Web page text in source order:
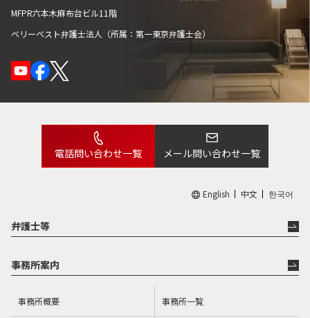
MFPR六本木麻布台ビル11階
ベリーベスト弁護士法人（所属：第一東京弁護士会）
電話問い合わせ一覧 メール問い合わせ一覧
English 中文 한국어
弁護士等
事務所案内
事務所概要 事務所一覧